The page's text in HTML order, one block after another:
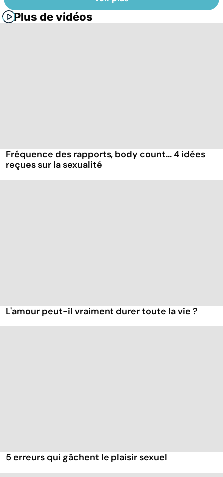
Plus de vidéos
Fréquence des rapports, body count... 4 idées
reçues sur la sexualité
L'amour peut-il vraiment durer toute la vie ?
5 erreurs qui gâchent le plaisir sexuel